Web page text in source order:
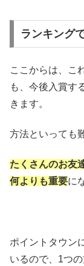
ランキング
ここからは、こ
も、今後入賞す
きます。
方法といっても
たくさんのお友
何よりも重要に
ポイントタウン
いるので、1つ